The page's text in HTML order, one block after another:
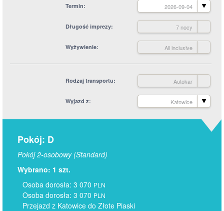
Termin 2026-09-04
Długość imprezy 7 nocy
Wyżywienie All inclusive
Rodzaj transportu Autokar
Wyjazd z Katowice
Pokój: D
Pokój 2-osobowy (Standard)
Wybrano: 1 szt.
Osoba dorosła: 3 070 PLN
Osoba dorosła: 3 070 PLN
Przejazd z Katowice do Złote Piaski